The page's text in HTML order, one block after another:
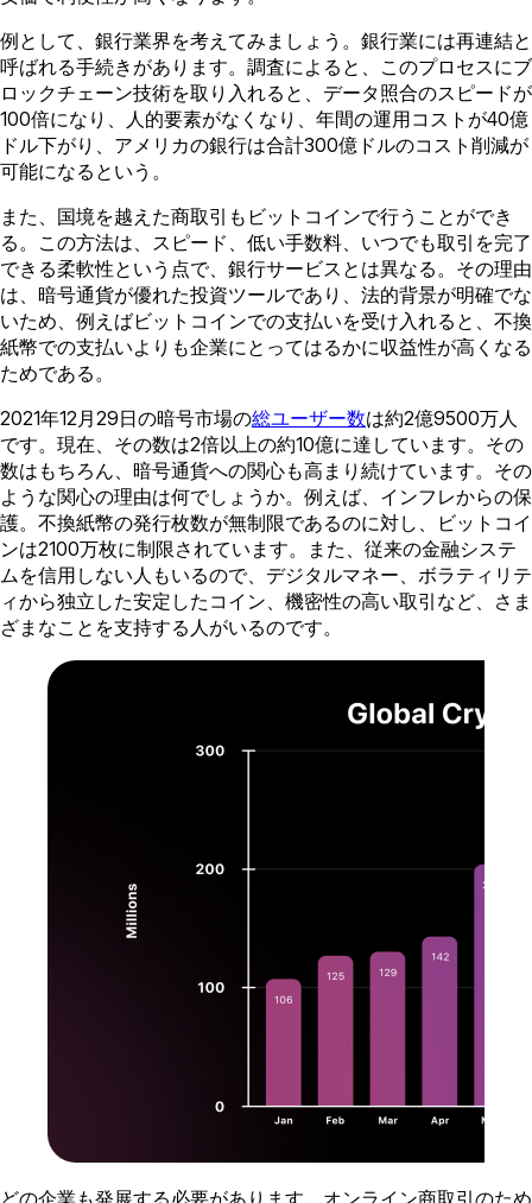
例として、銀行業界を考えてみましょう。銀行業には再連結と
呼ばれる手続きがあります。調査によると、このプロセスにブ
ロックチェーン技術を取り入れると、データ照合のスピードが
100倍になり、人的要素がなくなり、年間の運用コストが40億
ドル下がり、アメリカの銀行は合計300億ドルのコスト削減が
可能になるという。
また、国境を越えた商取引もビットコインで行うことができ
る。この方法は、スピード、低い手数料、いつでも取引を完了
できる柔軟性という点で、銀行サービスとは異なる。その理由
は、暗号通貨が優れた投資ツールであり、法的背景が明確でな
いため、例えばビットコインでの支払いを受け入れると、不換
紙幣での支払いよりも企業にとってはるかに収益性が高くなる
ためである。
2021年12月29日の暗号市場の総ユーザー数は約2億9500万人
です。現在、その数は2倍以上の約10億に達しています。その
数はもちろん、暗号通貨への関心も高まり続けています。その
ような関心の理由は何でしょうか。例えば、インフレからの保
護。不換紙幣の発行枚数が無制限であるのに対し、ビットコイ
ンは2100万枚に制限されています。また、従来の金融システ
ムを信用しない人もいるので、デジタルマネー、ボラティリテ
ィから独立した安定したコイン、機密性の高い取引など、さま
ざまなことを支持する人がいるのです。
どの企業も発展する必要があります。オンライン商取引のため